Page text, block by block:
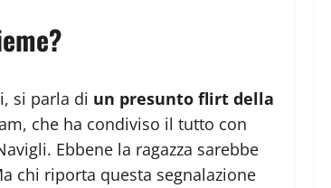
si parla di un presunto flirt della
che ha condiviso il tutto con
Ebbene la ragazza sarebbe
chi riporta questa segnalazione